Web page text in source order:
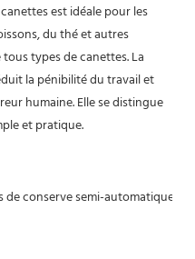
est idéale pour les
du thé et autres
types de canettes. La
la pénibilité du travail et
humaine. Elle se distingue
et pratique.